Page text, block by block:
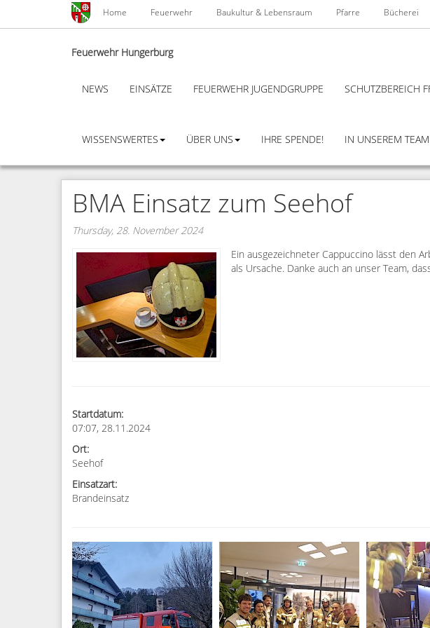
Home Feuerwehr Baukultur & Lebensraum Pfarre Bücherei
Feuerwehr Hungerburg
NEWS EINSÄTZE FEUERWEHR JUGENDGRUPPE SCHUTZBEREICH
WISSENSWERTES ÜBER UNS IHRE SPENDE! IN UNSEREM
BMA Einsatz zum Seehof
Thursday, 28. November 2024
Ein ausgezeichneter Cappuccino lässt den
als Ursache. Danke auch an unser Team,
Startdatum:
07:07, 28.11.2024
Ort:
Seehof
Einsatzart:
Brandeinsatz